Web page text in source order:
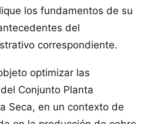
los fundamentos de su
del
correspondiente.
optimizar las
Conjunto Planta
Seca, en un contexto de